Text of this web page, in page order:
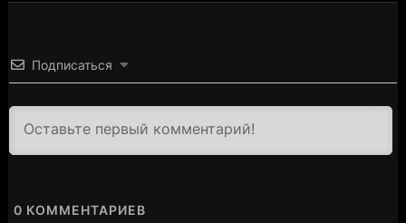
Подписаться
0 КОММЕНТАРИЕВ